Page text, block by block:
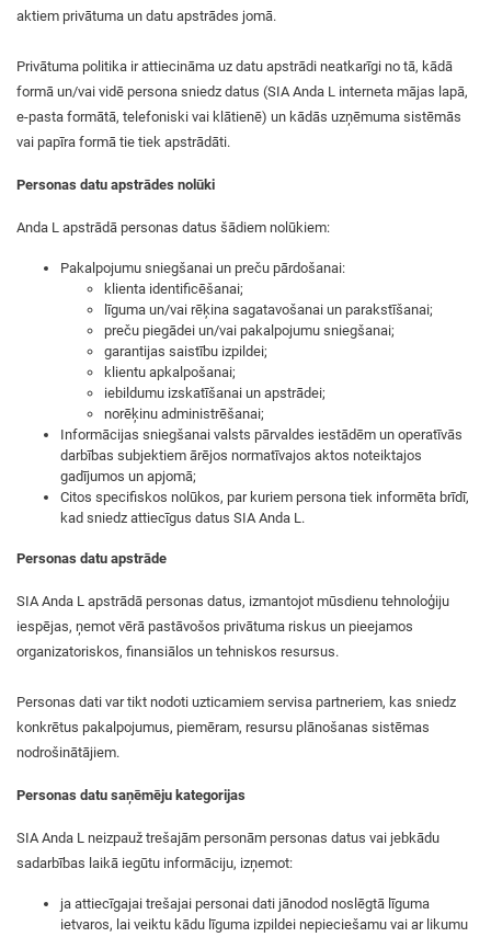
aktiem privātuma un datu apstrādes jomā.
Privātuma politika ir attiecināma uz datu apstrādi neatkarīgi no tā, kādā
formā un/vai vidē persona sniedz datus (SIA Anda L interneta mājas lapā,
e-pasta formātā, telefoniski vai klātienē) un kādās uzņēmuma sistēmās
vai papīra formā tie tiek apstrādāti.
Personas datu apstrādes nolūki
Anda L apstrādā personas datus šādiem nolūkiem:
Pakalpojumu sniegšanai un preču pārdošanai:
klienta identificēšanai;
līguma un/vai rēķina sagatavošanai un parakstīšanai;
preču piegādei un/vai pakalpojumu sniegšanai;
garantijas saistību izpildei;
klientu apkalpošanai;
iebildumu izskatīšanai un apstrādei;
norēķinu administrēšanai;
Informācijas sniegšanai valsts pārvaldes iestādēm un operatīvās
darbības subjektiem ārējos normatīvajos aktos noteiktajos
gadījumos un apjomā;
Citos specifiskos nolūkos, par kuriem persona tiek informēta brīdī,
kad sniedz attiecīgus datus SIA Anda L.
Personas datu apstrāde
SIA Anda L apstrādā personas datus, izmantojot mūsdienu tehnoloģiju
iespējas, ņemot vērā pastāvošos privātuma riskus un pieejamos
organizatoriskos, finansiālos un tehniskos resursus.
Personas dati var tikt nodoti uzticamiem servisa partneriem, kas sniedz
konkrētus pakalpojumus, piemēram, resursu plānošanas sistēmas
nodrošinātājiem.
Personas datu saņēmēju kategorijas
SIA Anda L neizpauž trešajām personām personas datus vai jebkādu
sadarbības laikā iegūtu informāciju, izņemot:
ja attiecīgajai trešajai personai dati jānodod noslēgtā līguma
ietvaros, lai veiktu kādu līguma izpildei nepieciešamu vai ar likumu